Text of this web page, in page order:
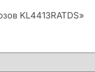
KL4413RATDS»